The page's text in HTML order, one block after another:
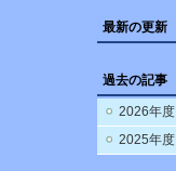
最新の更新
過去の記事
2026年度
2025年度